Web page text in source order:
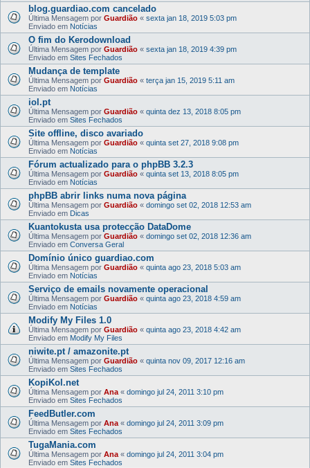
blog.guardiao.com cancelado
Última Mensagem por Guardião « sexta jan 18, 2019 5:03 pm
Enviado em Notícias
O fim do Kerodownload
Última Mensagem por Guardião « sexta jan 18, 2019 4:39 pm
Enviado em Sites Fechados
Mudança de template
Última Mensagem por Guardião « terça jan 15, 2019 5:11 am
Enviado em Notícias
iol.pt
Última Mensagem por Guardião « quinta dez 13, 2018 8:05 pm
Enviado em Sites Fechados
Site offline, disco avariado
Última Mensagem por Guardião « quinta set 27, 2018 9:08 pm
Enviado em Notícias
Fórum actualizado para o phpBB 3.2.3
Última Mensagem por Guardião « quinta set 13, 2018 8:05 pm
Enviado em Notícias
phpBB abrir links numa nova página
Última Mensagem por Guardião « domingo set 02, 2018 12:53 am
Enviado em Dicas
Kuantokusta usa protecção DataDome
Última Mensagem por Guardião « domingo set 02, 2018 12:36 am
Enviado em Conversa Geral
Domínio único guardiao.com
Última Mensagem por Guardião « quinta ago 23, 2018 5:03 am
Enviado em Notícias
Serviço de emails novamente operacional
Última Mensagem por Guardião « quinta ago 23, 2018 4:59 am
Enviado em Notícias
Modify My Files 1.0
Última Mensagem por Guardião « quinta ago 23, 2018 4:42 am
Enviado em Modify My Files
niwite.pt / amazonite.pt
Última Mensagem por Guardião « quinta nov 09, 2017 12:16 am
Enviado em Sites Fechados
KopiKol.net
Última Mensagem por Ana « domingo jul 24, 2011 3:10 pm
Enviado em Sites Fechados
FeedButler.com
Última Mensagem por Ana « domingo jul 24, 2011 3:09 pm
Enviado em Sites Fechados
TugaMania.com
Última Mensagem por Ana « domingo jul 24, 2011 3:04 pm
Enviado em Sites Fechados